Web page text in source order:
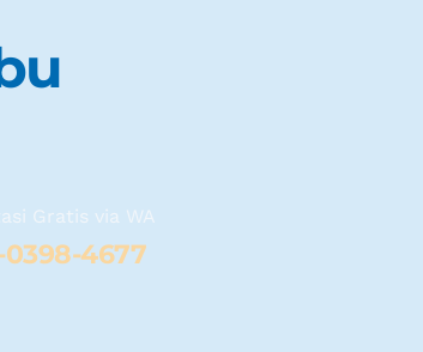
Gratis via WA
0398-4677